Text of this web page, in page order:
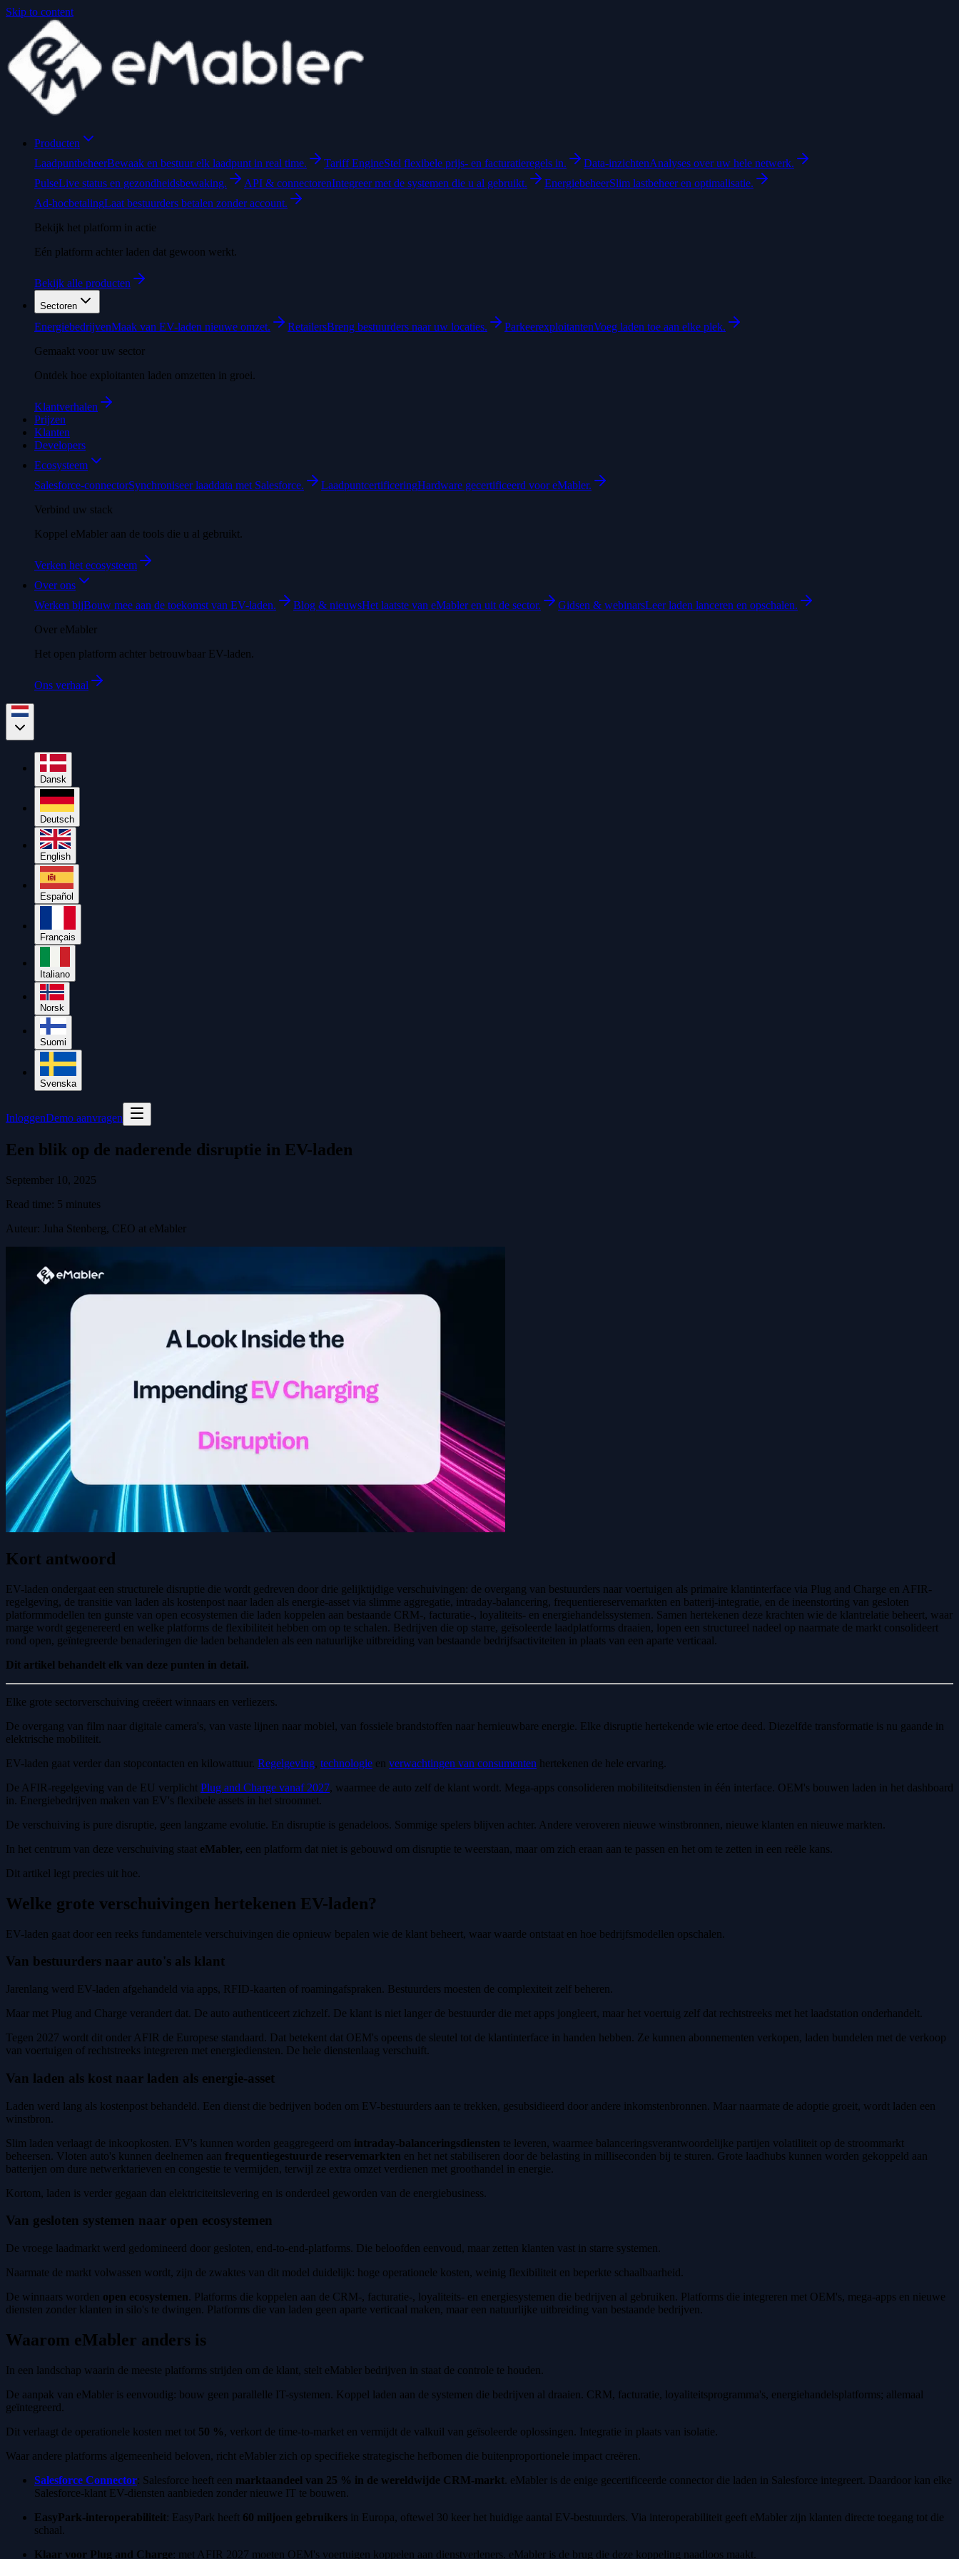
Skip to content
Producten
LaadpuntbeheerBewaak en bestuur elk laadpunt in real time. Tariff EngineStel flexibele prijs- en facturatieregels in. Data-inzichtenAnalyses over uw hele netwerk.
PulseLive status en gezondheidsbewaking. API & connectorenIntegreer met de systemen die u al gebruikt. EnergiebeheerSlim lastbeheer en optimalisatie.
Ad-hocbetalingLaat bestuurders betalen zonder account.
Bekijk het platform in actie
Eén platform achter laden dat gewoon werkt.
Bekijk alle producten
Sectoren
EnergiebedrijvenMaak van EV-laden nieuwe omzet. RetailersBreng bestuurders naar uw locaties. ParkeerexploitantenVoeg laden toe aan elke plek.
Gemaakt voor uw sector
Ontdek hoe exploitanten laden omzetten in groei.
Klantverhalen
Prijzen
Klanten
Developers
Ecosysteem
Salesforce-connectorSynchroniseer laaddata met Salesforce. LaadpuntcertificeringHardware gecertificeerd voor eMabler.
Verbind uw stack
Koppel eMabler aan de tools die u al gebruikt.
Verken het ecosysteem
Over ons
Werken bijBouw mee aan de toekomst van EV-laden. Blog & nieuwsHet laatste van eMabler en uit de sector. Gidsen & webinarsLeer laden lanceren en opschalen.
Over eMabler
Het open platform achter betrouwbaar EV-laden.
Ons verhaal
Dansk
Deutsch
English
Español
Français
Italiano
Norsk
Suomi
Svenska
InloggenDemo aanvragen
Een blik op de naderende disruptie in EV-laden
September 10, 2025
Read time: 5 minutes
Auteur: Juha Stenberg, CEO at eMabler
Kort antwoord
EV-laden ondergaat een structurele disruptie die wordt gedreven door drie gelijktijdige verschuivingen: de overgang van bestuurders naar voertuigen als primaire klantinterface via Plug and Charge en AFIR-
regelgeving, de transitie van laden als kostenpost naar laden als energie-asset via slimme aggregatie, intraday-balancering, frequentiereservemarkten en batterij-integratie, en de ineenstorting van gesloten
platformmodellen ten gunste van open ecosystemen die laden koppelen aan bestaande CRM-, facturatie-, loyaliteits- en energiehandelssystemen. Samen hertekenen deze krachten wie de klantrelatie beheert, waar
marge wordt gegenereerd en welke platforms de flexibiliteit hebben om op te schalen. Bedrijven die op starre, geïsoleerde laadplatforms draaien, lopen een structureel nadeel op naarmate de markt consolideert
rond open, geïntegreerde benaderingen die laden behandelen als een natuurlijke uitbreiding van bestaande bedrijfsactiviteiten in plaats van een aparte verticaal.
Dit artikel behandelt elk van deze punten in detail.
Elke grote sectorverschuiving creëert winnaars en verliezers.
De overgang van film naar digitale camera's, van vaste lijnen naar mobiel, van fossiele brandstoffen naar hernieuwbare energie. Elke disruptie hertekende wie ertoe deed. Diezelfde transformatie is nu gaande in
elektrische mobiliteit.
EV-laden gaat verder dan stopcontacten en kilowattuur. Regelgeving, technologie en verwachtingen van consumenten hertekenen de hele ervaring.
De AFIR-regelgeving van de EU verplicht Plug and Charge vanaf 2027, waarmee de auto zelf de klant wordt. Mega-apps consolideren mobiliteitsdiensten in één interface. OEM's bouwen laden in het dashboard
in. Energiebedrijven maken van EV's flexibele assets in het stroomnet.
De verschuiving is pure disruptie, geen langzame evolutie. En disruptie is genadeloos. Sommige spelers blijven achter. Andere veroveren nieuwe winstbronnen, nieuwe klanten en nieuwe markten.
In het centrum van deze verschuiving staat eMabler, een platform dat niet is gebouwd om disruptie te weerstaan, maar om zich eraan aan te passen en het om te zetten in een reële kans.
Dit artikel legt precies uit hoe.
Welke grote verschuivingen hertekenen EV-laden?
EV-laden gaat door een reeks fundamentele verschuivingen die opnieuw bepalen wie de klant beheert, waar waarde ontstaat en hoe bedrijfsmodellen opschalen.
Van bestuurders naar auto's als klant
Jarenlang werd EV-laden afgehandeld via apps, RFID-kaarten of roamingafspraken. Bestuurders moesten de complexiteit zelf beheren.
Maar met Plug and Charge verandert dat. De auto authenticeert zichzelf. De klant is niet langer de bestuurder die met apps jongleert, maar het voertuig zelf dat rechtstreeks met het laadstation onderhandelt.
Tegen 2027 wordt dit onder AFIR de Europese standaard. Dat betekent dat OEM's opeens de sleutel tot de klantinterface in handen hebben. Ze kunnen abonnementen verkopen, laden bundelen met de verkoop
van voertuigen of rechtstreeks integreren met energiediensten. De hele dienstenlaag verschuift.
Van laden als kost naar laden als energie-asset
Laden werd lang als kostenpost behandeld. Een dienst die bedrijven boden om EV-bestuurders aan te trekken, gesubsidieerd door andere inkomstenbronnen. Maar naarmate de adoptie groeit, wordt laden een
winstbron.
Slim laden verlaagt de inkoopkosten. EV's kunnen worden geaggregeerd om intraday-balanceringsdiensten te leveren, waarmee balanceringsverantwoordelijke partijen volatiliteit op de stroommarkt
beheersen. Vloten auto's kunnen deelnemen aan frequentiegestuurde reservemarkten en het net stabiliseren door de belasting in milliseconden bij te sturen. Grote laadhubs kunnen worden gekoppeld aan
batterijen om dure netwerktarieven en congestie te vermijden, terwijl ze extra omzet verdienen met groothandel in energie.
Kortom, laden is verder gegaan dan elektriciteitslevering en is onderdeel geworden van de energiebusiness.
Van gesloten systemen naar open ecosystemen
De vroege laadmarkt werd gedomineerd door gesloten, end-to-end-platforms. Die beloofden eenvoud, maar zetten klanten vast in starre systemen.
Naarmate de markt volwassen wordt, zijn de zwaktes van dit model duidelijk: hoge operationele kosten, weinig flexibiliteit en beperkte schaalbaarheid.
De winnaars worden open ecosystemen. Platforms die koppelen aan de CRM-, facturatie-, loyaliteits- en energiesystemen die bedrijven al gebruiken. Platforms die integreren met OEM's, mega-apps en nieuwe
diensten zonder klanten in silo's te dwingen. Platforms die van laden geen aparte verticaal maken, maar een natuurlijke uitbreiding van bestaande bedrijven.
Waarom eMabler anders is
In een landschap waarin de meeste platforms strijden om de klant, stelt eMabler bedrijven in staat de controle te houden.
De aanpak van eMabler is eenvoudig: bouw geen parallelle IT-systemen. Koppel laden aan de systemen die bedrijven al draaien. CRM, facturatie, loyaliteitsprogramma's, energiehandelsplatforms; allemaal
geïntegreerd.
Dit verlaagt de operationele kosten met tot 50 %, verkort de time-to-market en vermijdt de valkuil van geïsoleerde oplossingen. Integratie in plaats van isolatie.
Waar andere platforms algemeenheid beloven, richt eMabler zich op specifieke strategische hefbomen die buitenproportionele impact creëren.
Salesforce Connector: Salesforce heeft een marktaandeel van 25 % in de wereldwijde CRM-markt. eMabler is de enige gecertificeerde connector die laden in Salesforce integreert. Daardoor kan elke
Salesforce-klant EV-diensten aanbieden zonder nieuwe IT te bouwen.
EasyPark-interoperabiliteit: EasyPark heeft 60 miljoen gebruikers in Europa, oftewel 30 keer het huidige aantal EV-bestuurders. Via interoperabiliteit geeft eMabler zijn klanten directe toegang tot die
schaal.
Klaar voor Plug and Charge: met AFIR 2027 moeten OEM's voertuigen koppelen aan dienstverleners. eMabler is de brug die deze koppeling naadloos maakt.